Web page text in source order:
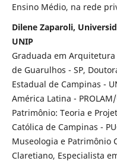
Ensino Médio, na rede
Dilene Zaparoli,
UNIP
Graduada em
de Guarulhos - SP,
Estadual de Campinas -
América Latina -
Patrimônio: Teoria e
Católica de Campinas -
Museologia e Patrimônio
Claretiano, Especialista